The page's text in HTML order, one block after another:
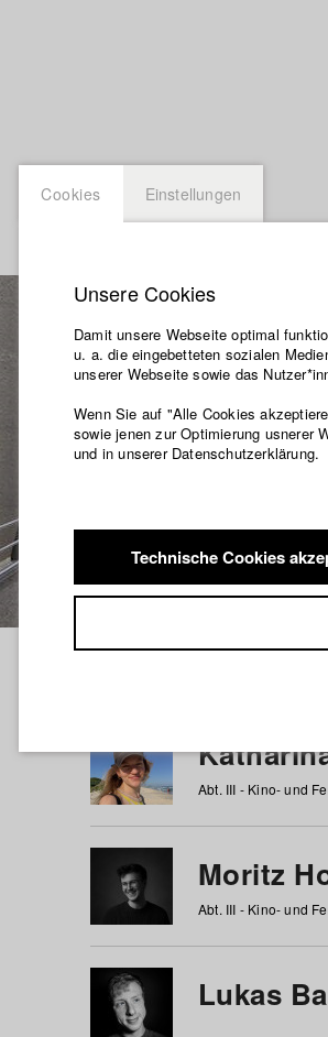
Studierende /
a b c d e f g h i j k l
Abt. III - Kino- und
Moritz
Abt. III - Kino- und
Lukas
Cookies Einstellungen
Unsere Cookies
Damit unsere Webseite optimal
u. a. die eingebetteten sozialen
unserer Webseite sowie das
Wenn Sie auf "Alle Cookies
sowie jenen zur Optimierung usnerer
und in unserer Datenschutzerklärung.
Technische Cookies